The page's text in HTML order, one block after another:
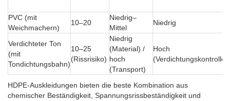
PVC (mit
Weichmachern)
10–20
Niedrig–
Mittel
Niedrig
Verdichteter Ton
(mit
Tondichtungsbahn)
10–25
(Rissrisiko)
Niedrig
(Material) /
hoch
(Transport)
Hoch
(Verdichtungskontrolle)
HDPE-Auskleidungen bieten die beste Kombination aus
chemischer Beständigkeit, Spannungsrissbeständigkeit und